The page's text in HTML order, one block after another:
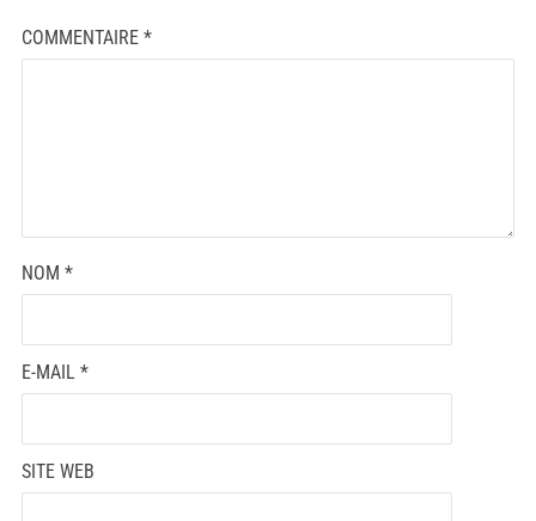
COMMENTAIRE *
NOM *
E-MAIL *
SITE WEB